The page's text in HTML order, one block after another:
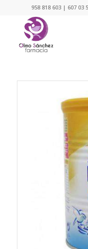
958 818 603 | 607